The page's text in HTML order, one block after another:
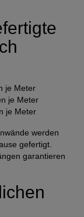
je Meter
je Meter
je Meter
werden
gefertigt.
garantieren